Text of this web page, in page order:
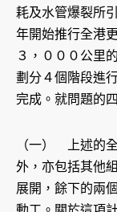
耗及水管爆裂所
年開始推行全港
３，０００公里
劃分４個階段進
完成。就問題的
（一） 上述的
外，亦包括其他
展開，餘下的兩